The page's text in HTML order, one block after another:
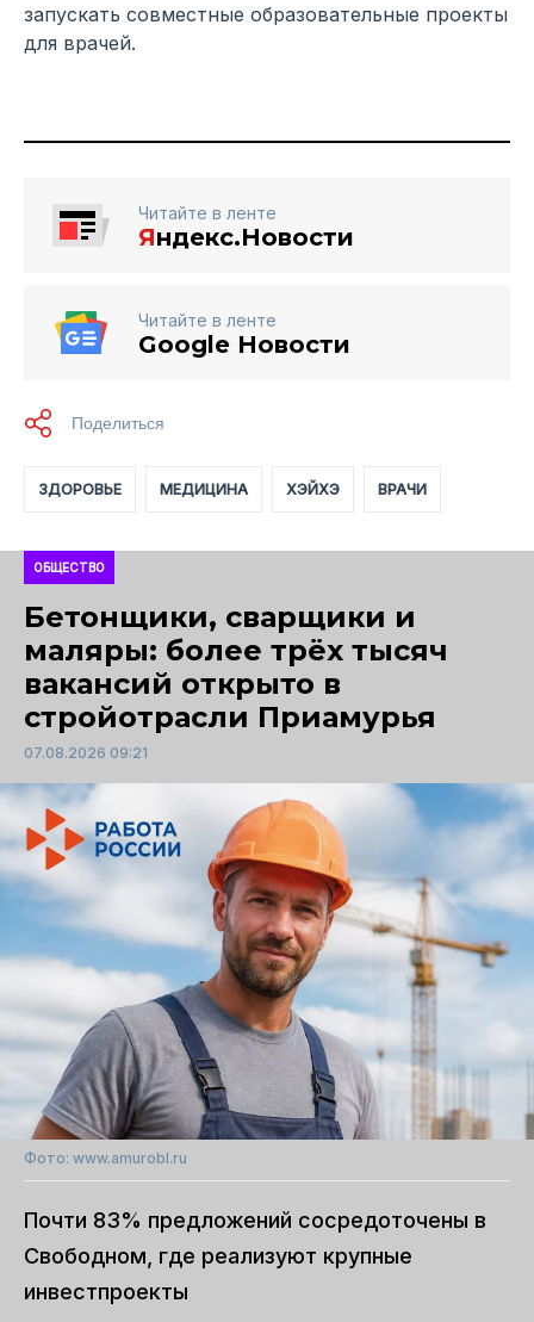
запускать совместные образовательные проекты
для врачей.
Читайте в ленте
Яндекс.Новости
Читайте в ленте
Google Новости
ЗДОРОВЬЕ МЕДИЦИНА ХЭЙХЭ ВРАЧИ
ОБЩЕСТВО
Бетонщики, сварщики и
маляры: более трёх тысяч
вакансий открыто в
стройотрасли Приамурья
07.08.2026 09:21
Фото: www.amurobl.ru
Почти 83% предложений сосредоточены в
Свободном, где реализуют крупные
инвестпроекты